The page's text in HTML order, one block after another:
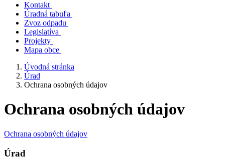
Kontakt
Úradná tabuľa
Zvoz odpadu
Legislatíva
Projekty
Mapa obce
Úvodná stránka
Úrad
Ochrana osobných údajov
Ochrana osobných údajov
Ochrana osobných údajov
Úrad